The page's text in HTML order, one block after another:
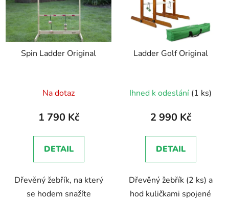
Spin Ladder Original
hodnocení
produktu
5,0
z
hvězdiček.
Na dotaz
1 790 Kč
DETAIL
Dřevěný žebřík, na který
se hodem snažíte
Ladder Golf Original
Ihned k odeslání (1 ks)
2 990 Kč
DETAIL
Dřevěný žebřík (2 ks) a
hod kuličkami spojené